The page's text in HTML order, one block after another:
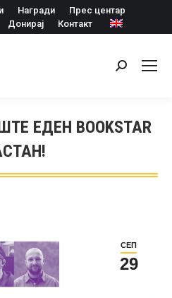
Награди
Прес центар
Донирај Контакт
Search:
ЕДЕН BOOKSTAR
СЕП
29